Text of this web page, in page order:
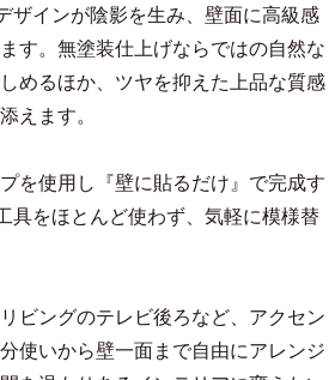
ザインが陰影を生み、壁面に高級感
す。無塗装仕上げならではの自然な
めるほか、ツヤを抑えた上品な質感
えます。
を使用し『壁に貼るだけ』で完成す
具をほとんど使わず、気軽に模様替
ビングのテレビ後ろなど、アクセン
使いから壁一面まで自由にアレンジ